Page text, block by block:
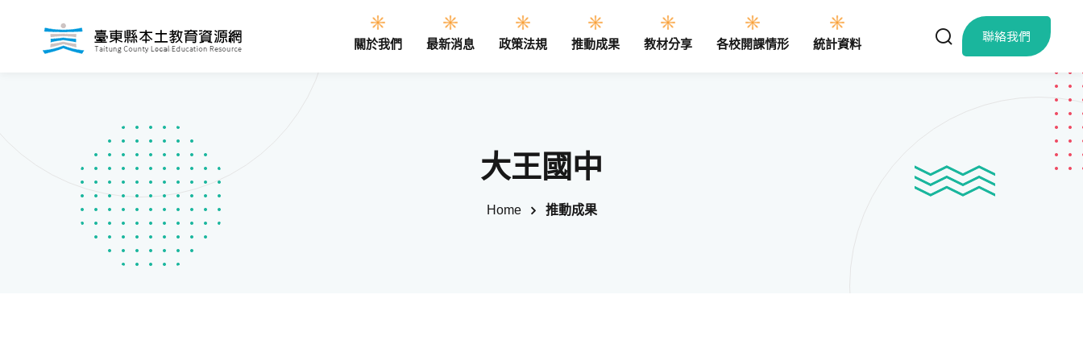
關於我們 最新消息 政策法規 推動成果 教材分享 各校開課情形 統計資料 聯絡我們
大王國中
Home 推動成果
Sign in